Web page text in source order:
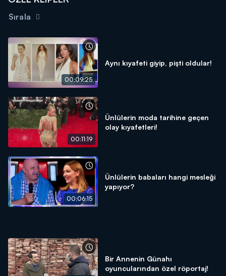
Sırala
00:09:25
Aynı kıyafeti giyip, pişti oldular!
00:11:19
Ünlülerin moda tarihine geçen
olay kıyafetleri!
00:06:15
Ünlülerin babaları hangi mesleği
yapıyor?
Bir Annenin Günahı
oyuncularından özel röportaj!